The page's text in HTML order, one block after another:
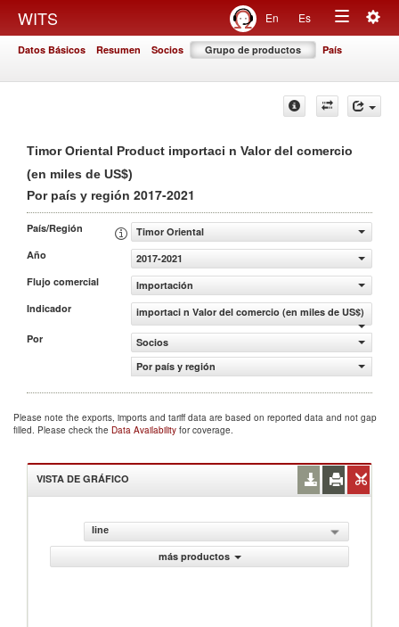
WITS En Es
Toggle
Datos Básicos Resumen Socios Grupo de productos País
Timor Oriental Product importaci n Valor del comercio
(en miles de US$)
Por país y región 2017-2021
País/Región
Timor Oriental
Año
2017-2021
Flujo comercial
Importación
Indicador
importaci n Valor del comercio (en miles de US$)
Por
Socios
Por país y región
Please note the exports, imports and tariff data are based on reported data and not gap
filled. Please check the Data Availability for coverage.
VISTA DE GRÁFICO
line
más productos